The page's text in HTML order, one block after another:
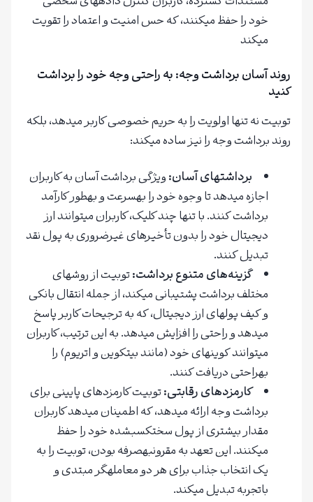
خود را حفظ میکنند، که حس امنیت و اعتماد را تقویت
میکند
روند آسان برداشت وجه: به راحتی وجه خود را برداشت
کنید
توبیت نه تنها اولویت را به حریم خصوصی کاربر میدهد، بلکه
روند برداشت وجه را نیز ساده میکند:
برداشتهای آسان:ویژگی برداشت آسان به کاربران
اجازه میدهد تا وجوه خود را بهسرعت و بهطور کارآمد
برداشت کنند. با تنها چند کلیک، کاربران میتوانند ارز
دیجیتال خود را بدون تأخیرهای غیرضروری به پول نقد
تبدیل کنند.
گزینه‌های متنوع برداشت:توبیت از روشهای
مختلف برداشت پشتیبانی میکند، از جمله انتقال بانکی
و کیف پولهای ارز دیجیتال، که به ترجیحات کاربر پاسخ
میدهد و راحتی را افزایش میدهد. به این ترتیب، کاربران
میتوانند کوینهای خود (مانند بیتکوین و اتریوم) را
بهراحتی دریافت کنند.
کارمزدهای رقابتی:توبیت کارمزدهای پایینی برای
برداشت وجه ارائه میدهد، که اطمینان میدهد کاربران
مقدار بیشتری از پول سختکسبشده خود را حفظ
میکنند. این تعهد به مقرونبهصرفه بودن، توبیت را به
یک انتخاب جذاب برای هر دو معاملهگر مبتدی و
باتجربه تبدیل میکند.